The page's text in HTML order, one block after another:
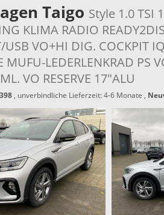
Taigo Style 1.0 TSI
KLIMA RADIO
USB VO+HI DIG. COCKPIT
MUFU-LEDERLENKRAD PS
VO RESERVE 17"ALU
, unverbindliche Lieferzeit: 4-6 Monate ,